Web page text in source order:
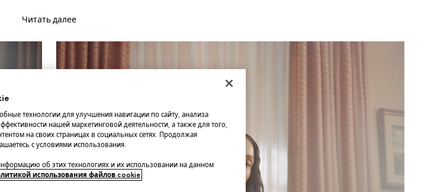
Читать далее
технологии для улучшения навигации по сайту, анализа
нашей маркетинговой деятельности, а также для того,
на своих страницах в социальных сетях. Продолжая
с условиями использования.
об этих технологиях и их использовании на данном
использования файлов cookie.